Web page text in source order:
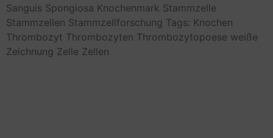
Sanguis Spongiosa Knochenmark Stammzelle
Stammzellen Stammzellforschung Tags: Knochen
Thrombozyt Thrombozyten Thrombozytopoese weiße
Zeichnung Zelle Zellen